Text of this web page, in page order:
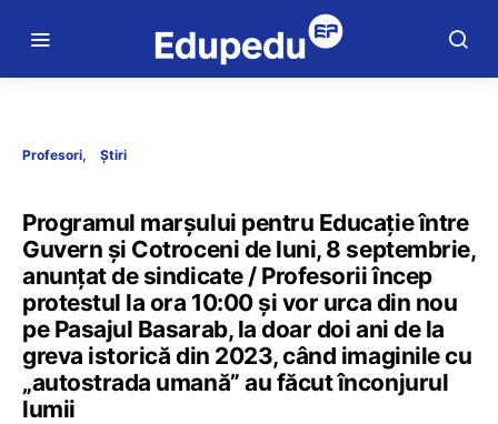
Profesori Știri
Programul marșului pentru Educație între
Guvern și Cotroceni de luni, 8 septembrie,
anunțat de sindicate / Profesorii încep
protestul la ora 10:00 și vor urca din nou
pe Pasajul Basarab, la doar doi ani de la
greva istorică din 2023, când imaginile cu
„autostrada umană” au făcut înconjurul
lumii